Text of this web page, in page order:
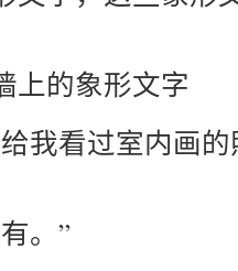
上的象形文字
我看过室内画
。”